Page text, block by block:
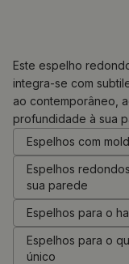
0.00€
Este espelho
integra-se com
ao contemporâneo,
profundidade à sua
Espelhos com
Espelhos
sua parede
Espelhos para o
Espelhos para o
único